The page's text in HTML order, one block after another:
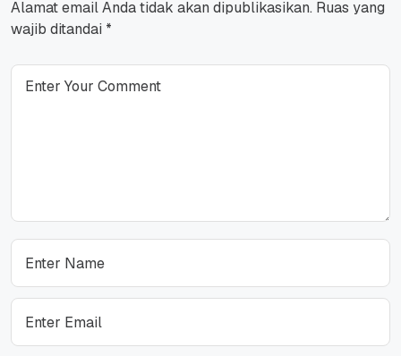
Alamat email Anda tidak akan dipublikasikan. Ruas yang
wajib ditandai *